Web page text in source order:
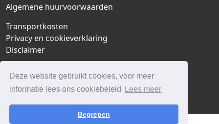
Deze website gebruikt cookies, voor meer
informatie lees ons cookiebeleid
Lees meer
Begrepen
Algemene huurvoorwaarden
Transportkosten
Privacy en cookieverklaring
Disclaimer
Contact
Vacatures
© 2026 - JC-Rent bv